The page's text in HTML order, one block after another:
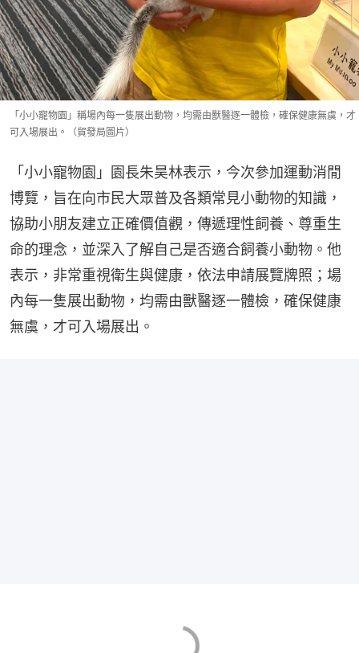
「小小寵物園」稱場內每一隻展出動物，均需由獸醫逐一體檢，確保健康無虞，才
可入場展出。（貿發局圖片）
「小小寵物園」園長朱昊林表示，今次參加運動消閒
博覽，旨在向市民大眾普及各類常見小動物的知識，
協助小朋友建立正確價值觀，傳遞理性飼養、尊重生
命的理念，並深入了解自己是否適合飼養小動物。他
表示，非常重視衛生與健康，依法申請展覽牌照；場
內每一隻展出動物，均需由獸醫逐一體檢，確保健康
無虞，才可入場展出。